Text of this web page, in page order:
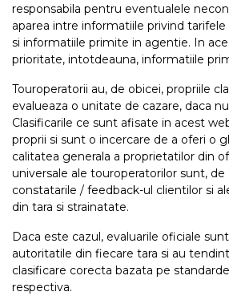
responsabila pentru eventualele
aparea intre informatiile privind
si informatiile primite in agentie. In
prioritate, intotdeauna, informatiile
Touroperatorii au, de obicei, propriile
evalueaza o unitate de cazare, daca
Clasificarile ce sunt afisate in acest
proprii si sunt o incercare de a oferi o
calitatea generala a proprietatilor din
universale ale touroperatorilor sunt, de
constatarile / feedback-ul clientilor si
din tara si strainatate.
Daca este cazul, evaluarile oficiale
autoritatile din fiecare tara si au
clasificare corecta bazata pe
respectiva.